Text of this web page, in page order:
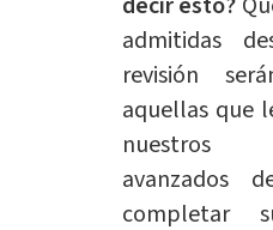
admitidas
revisión
aquellas que
nuestros
avanzados
completar